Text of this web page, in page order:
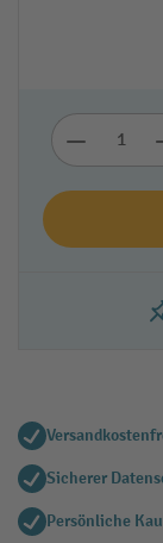
Sicherer
Persönliche